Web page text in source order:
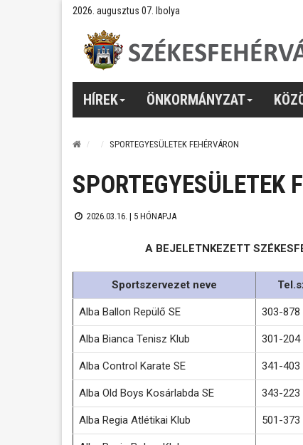
2026. augusztus 07. Ibolya
HÍREK ÖNKORMÁNYZAT
SPORTEGYESÜLETEK FEHÉRVÁRON
SPORTEGYESÜLETEK
2026.03.16. | 5 HÓNAPJA
A BEJELETNKEZETT
Sportszervezet neve
Alba Ballon Repülő SE 303-878
Alba Bianca Tenisz Klub 301-204
Alba Control Karate SE 341-403
Alba Old Boys Kosárlabda SE 343-223
Alba Regia Atlétikai Klub 501-373